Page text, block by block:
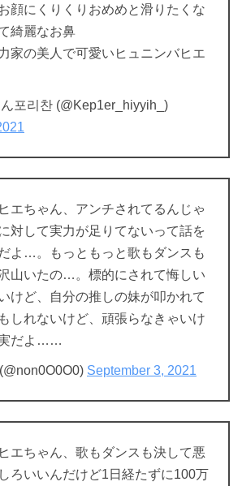
顔にくりくりおめめと滑りたくな
綺麗なお鼻
家の美人で可愛いヒュニンバヒエ
포리찬 (@Kep1er_hiyyih_)
エちゃん、アンチされてるんじゃ
対して実力が足りてないって話を
よ…。もっともっと歌もダンスも
山いたの…。標的にされて悔しい
けど、自分の推しの妹が叩かれて
しれないけど、頑張らなきゃいけ
だよ……
September 3, 2021
エちゃん、歌もダンスも決して悪
ろいいんだけど1日経たずに100万